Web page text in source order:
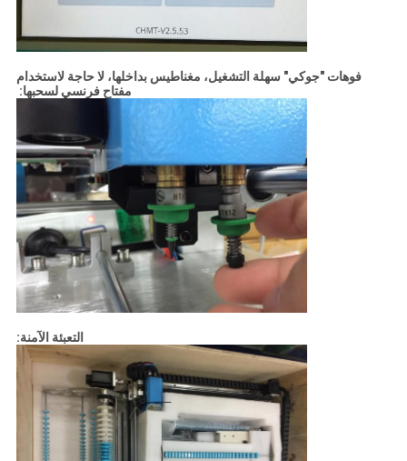
فوهات "جوكي" سهلة التشغيل، مغناطيس بداخلها، لا حاجة لاستخدام
مفتاح فرنسي لسحبها:
التعبئة الآمنة: